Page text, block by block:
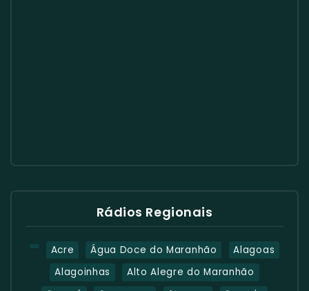
Rádios Regionais
Acre Água Doce do Maranhão
Alagoas
Alagoinhas
Alto Alegre do Maranhão